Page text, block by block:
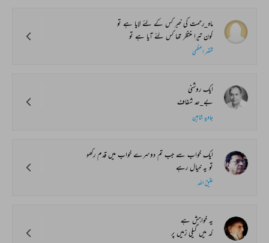
ماہ_رحمت کی خبر کس کے لئے لایا ہے تو
کون تیرا منتظر تھا کس لئے آیا ہے تو
مختصر اعظمی
ایک روشنی
بے_حد شفاف
جاوید شاہین
ایک خواب سے جب تم دوسرے خواب میں قدم رکھو
تو یہ خیال رہے
عتیق اللہ
یہ خواہش ہے
کہ میں گیلی زمیں پر